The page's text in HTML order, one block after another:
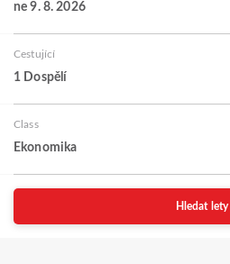
ne 9. 8. 2026
Cestující
1 Dospělí
Class
Ekonomika
Hledat lety